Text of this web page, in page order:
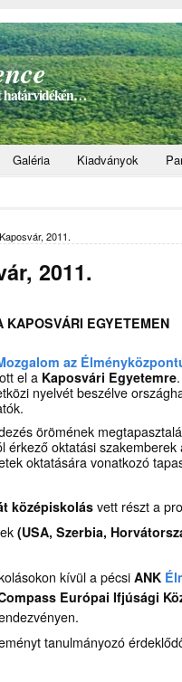
határvidékén…
Galéria Kiadványok
2011.
2011.
KAPOSVÁRI EGYETEMEN
az
el a Kaposvári Egyetemre
nyelvét beszélve
örömének
érkező oktatási szakemberek
oktatására vonatkozó
középiskolásvett részt a
(USA, Szerbia,
kívül a pécsi ANK
Európai Ifjúsági
tanulmányozó